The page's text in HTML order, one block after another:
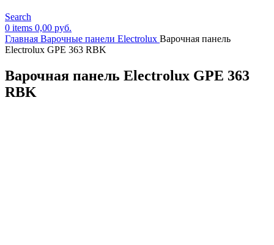
Search
0 items 0,00 руб.
Главная Варочные панели Electrolux Варочная панель
Electrolux GPE 363 RBK
Варочная панель Electrolux GPE 363
RBK